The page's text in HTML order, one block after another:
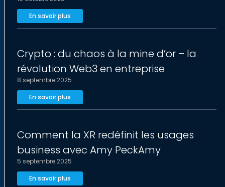
En savoir plus
Crypto : du chaos à la mine d’or – la
révolution Web3 en entreprise
8 septembre 2025
En savoir plus
Comment la XR redéfinit les usages
business avec Amy PeckAmy
5 septembre 2025
En savoir plus